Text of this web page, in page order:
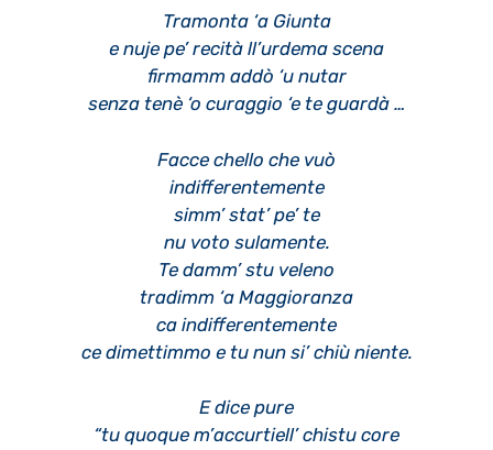
Tramonta ‘a Giunta
e nuje pe’ recità ll’urdema scena
firmamm addò ‘u nutar
senza tenè ‘o curaggio ‘e te guardà …
Facce chello che vuò
indifferentemente
simm’ stat’ pe’ te
nu voto sulamente.
Te damm’ stu veleno
tradimm ‘a Maggioranza
ca indifferentemente
ce dimettimmo e tu nun si’ chiù niente.
E dice pure
“tu quoque m’accurtiell’ chistu core